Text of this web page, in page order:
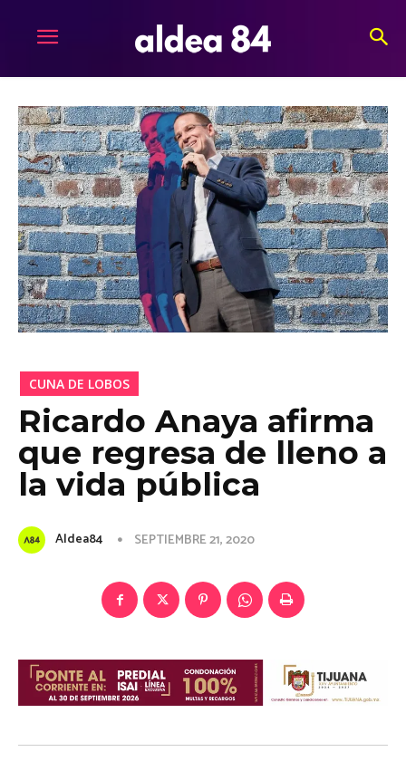
CUNA DE LOBOS
Ricardo Anaya afirma
que regresa de lleno a
la vida pública
Aldea84 SEPTIEMBRE 21, 2020